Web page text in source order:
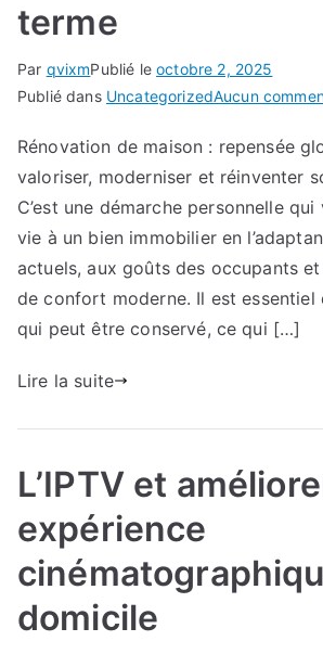
terme
Par qvixmPublié leoctobre 2, 2025
Publié dans UncategorizedAucun
Rénovation de maison : repensée
valoriser, moderniser et réinventer
C’est une démarche personnelle
vie à un bien immobilier en
actuels, aux goûts des occupants
de confort moderne. Il est essentiel
qui peut être conservé, ce qui […]
Lire la suite
L’IPTV et
expérience
domicile